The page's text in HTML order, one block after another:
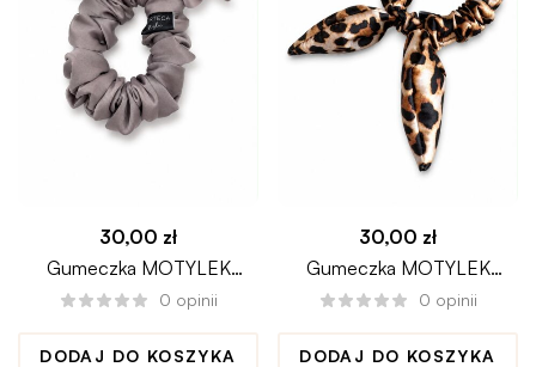
30,00 zł
Gumeczka MOTYLEK
CAPPUCCINO scrunchie
0 opinii
DODAJ DO KOSZYKA
30,00 zł
Gumeczka MOTYLEK
PANTERKA scrunchie
0 opinii
DODAJ DO KOSZYKA